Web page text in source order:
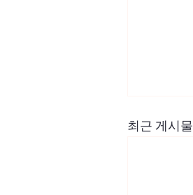
최근 게시물